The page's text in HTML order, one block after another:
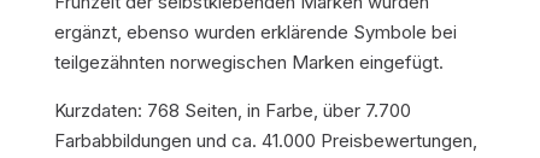
ergänzt, ebenso wurden erklärende Symbole bei
teilgezähnten norwegischen Marken eingefügt.
Kurzdaten: 768 Seiten, in Farbe, über 7.700
Farbabbildungen und ca. 41.000 Preisbewertungen,